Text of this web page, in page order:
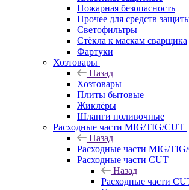
Пожарная безопасность
Прочее для средств
Светофильтры
Стёкла к маскам сварщика
Фартуки
Хозтовары
Назад
Хозтовары
Плиты бытовые
Жиклёры
Шланги поливочные
Расходные части MIG/TIG/CUT
Назад
Расходные части MIG/
Расходные части CUT
Назад
Расходные части